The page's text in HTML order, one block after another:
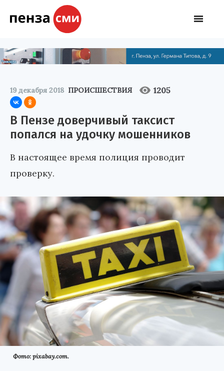
19 декабря 2018 ПРОИСШЕСТВИЯ 1205
В Пензе доверчивый таксист
попался на удочку мошенников
В настоящее время полиция проводит
проверку.
Фото: pixabay.com.